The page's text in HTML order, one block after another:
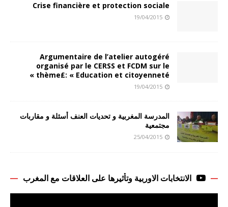
Crise financière et protection sociale
19/04/2015
Argumentaire de l’atelier autogéré
organisé par le CERSS et FCDM sur le
thème£: « Education et citoyenneté »
19/04/2015
المدرسة المغربية و تحديات العنف أسئلة و مقاربات
مجتمعية
25/04/2015
الانتخابات الاوربية وتأثيرها على العلاقات مع المغرب